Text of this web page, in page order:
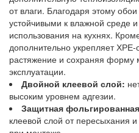
от влаги. Благодаря этому
устойчивыми к влажной среде
использования на кухнях.
дополнительно укрепляет
растяжение и сохраняя форму
эксплуатации.
Двойной клеевой слой:
высоким уровнем адгезии.
Защитная
клеевой слой от пересыхания